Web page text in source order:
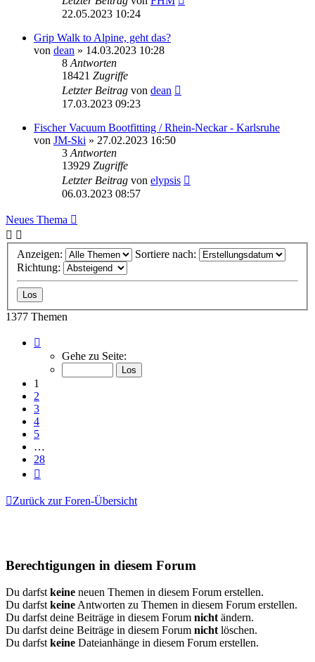
22.05.2023 10:24
Grip Walk to Alpine, geht das?
von dean » 14.03.2023 10:28
8 Antworten
18421 Zugriffe
Letzter Beitrag von dean
17.03.2023 09:23
Fischer Vacuum Bootfitting / Rhein-Neckar - Karlsruhe
von JM-Ski » 27.02.2023 16:50
3 Antworten
13929 Zugriffe
Letzter Beitrag von elypsis
06.03.2023 08:57
Neues Thema
Anzeigen:
Sortiere nach:
Richtung:
1377 Themen
von
Gehe zu Seite:
1
2
3
4
5
…
28
Zurück zur Foren-Übersicht
Berechtigungen in diesem Forum
Du darfst keine neuen Themen in diesem Forum erstellen.
Du darfst keine Antworten zu Themen in diesem Forum erstellen.
Du darfst deine Beiträge in diesem Forum nicht ändern.
Du darfst deine Beiträge in diesem Forum nicht löschen.
Du darfst keine Dateianhänge in diesem Forum erstellen.